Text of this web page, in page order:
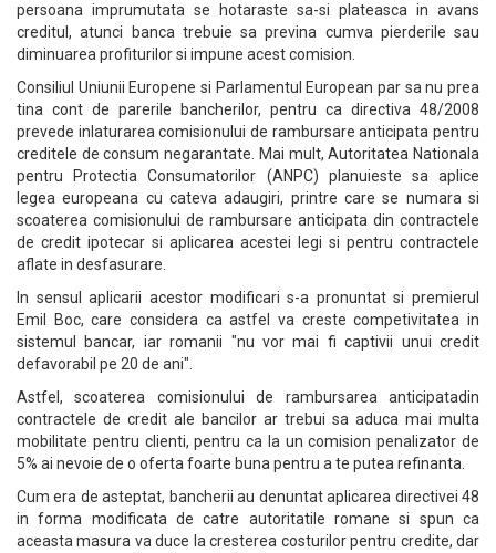
persoana imprumutata se hotaraste sa-si plateasca in avans
creditul, atunci banca trebuie sa previna cumva pierderile sau
diminuarea profiturilor si impune acest comision.
Consiliul Uniunii Europene si Parlamentul European par sa nu prea
tina cont de parerile bancherilor, pentru ca directiva 48/2008
prevede inlaturarea comisionului de rambursare anticipata pentru
creditele de consum negarantate. Mai mult, Autoritatea Nationala
pentru Protectia Consumatorilor (ANPC) planuieste sa aplice
legea europeana cu cateva adaugiri, printre care se numara si
scoaterea comisionului de rambursare anticipata din contractele
de credit ipotecar si aplicarea acestei legi si pentru contractele
aflate in desfasurare.
In sensul aplicarii acestor modificari s-a pronuntat si premierul
Emil Boc, care considera ca astfel va creste competivitatea in
sistemul bancar, iar romanii "nu vor mai fi captivii unui credit
defavorabil pe 20 de ani".
Astfel, scoaterea comisionului de rambursarea anticipatadin
contractele de credit ale bancilor ar trebui sa aduca mai multa
mobilitate pentru clienti, pentru ca la un comision penalizator de
5% ai nevoie de o oferta foarte buna pentru a te putea refinanta.
Cum era de asteptat, bancherii au denuntat aplicarea directivei 48
in forma modificata de catre autoritatile romane si spun ca
aceasta masura va duce la cresterea costurilor pentru credite, dar